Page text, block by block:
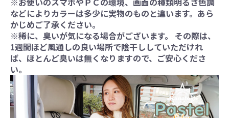
などによりカラーは多少に実物のものと違います。あら
かじめご了承ください。
※稀に、臭いが気になる場合がございます。 その際は、
1週間ほど風通しの良い場所で陰干ししていただけれ
ば、ほとんど臭いは無くなりますので、ご安心くださ
い。